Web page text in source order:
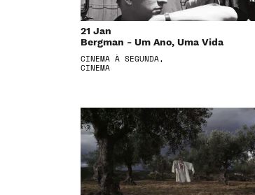
21 Jan
Bergman - Um Ano, Uma Vida
CINEMA À SEGUNDA,
CINEMA